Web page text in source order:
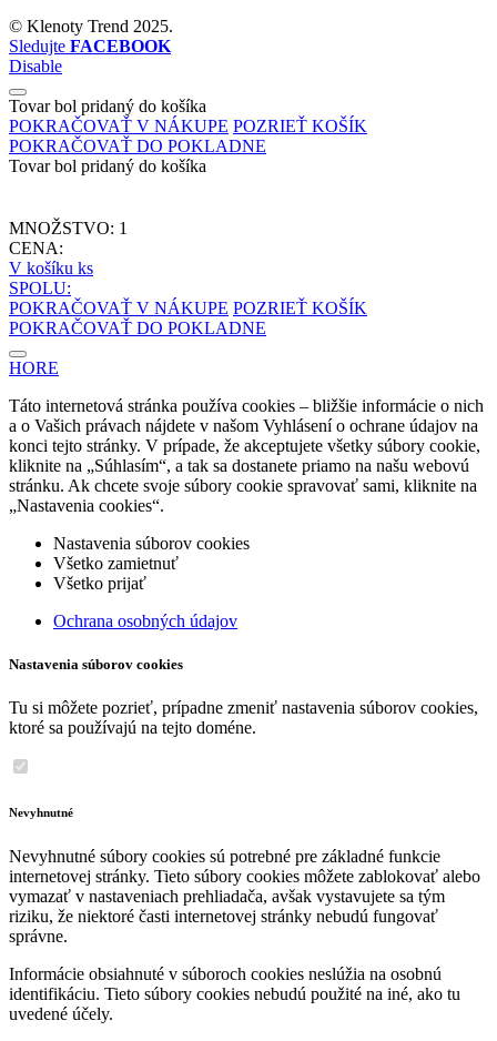
© Klenoty Trend 2025.
Sledujte FACEBOOK
Disable
Tovar bol pridaný do košíka
POKRAČOVAŤ V NÁKUPE POZRIEŤ KOŠÍK
POKRAČOVAŤ DO POKLADNE
Tovar bol pridaný do košíka
MNOŽSTVO: 1
CENA:
V košíku ks
SPOLU:
POKRAČOVAŤ V NÁKUPE POZRIEŤ KOŠÍK
POKRAČOVAŤ DO POKLADNE
HORE
Táto internetová stránka používa cookies – bližšie informácie o nich
a o Vašich právach nájdete v našom Vyhlásení o ochrane údajov na
konci tejto stránky. V prípade, že akceptujete všetky súbory cookie,
kliknite na „Súhlasím“, a tak sa dostanete priamo na našu webovú
stránku. Ak chcete svoje súbory cookie spravovať sami, kliknite na
„Nastavenia cookies“.
Nastavenia súborov cookies
Všetko zamietnuť
Všetko prijať
Ochrana osobných údajov
Nastavenia súborov cookies
Tu si môžete pozrieť, prípadne zmeniť nastavenia súborov cookies,
ktoré sa používajú na tejto doméne.
Nevyhnutné
Nevyhnutné súbory cookies sú potrebné pre základné funkcie
internetovej stránky. Tieto súbory cookies môžete zablokovať alebo
vymazať v nastaveniach prehliadača, avšak vystavujete sa tým
riziku, že niektoré časti internetovej stránky nebudú fungovať
správne.
Informácie obsiahnuté v súboroch cookies neslúžia na osobnú
identifikáciu. Tieto súbory cookies nebudú použité na iné, ako tu
uvedené účely.